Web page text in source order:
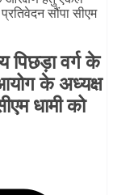
पिछड़ा वर्ग के
के अध्यक्ष
धामी को